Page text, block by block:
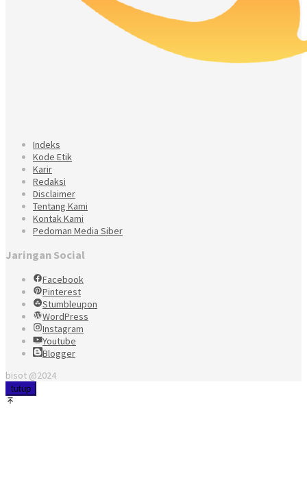
Indeks
Kode Etik
Karir
Redaksi
Disclaimer
Tentang Kami
Kontak Kami
Pedoman Media Siber
Jaringan Social
Facebook
Pinterest
Stumbleupon
WordPress
Instagram
Youtube
Blogger
bisot @2024
tutup